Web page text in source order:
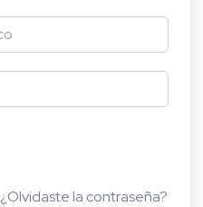
¿Olvidaste la contraseña?